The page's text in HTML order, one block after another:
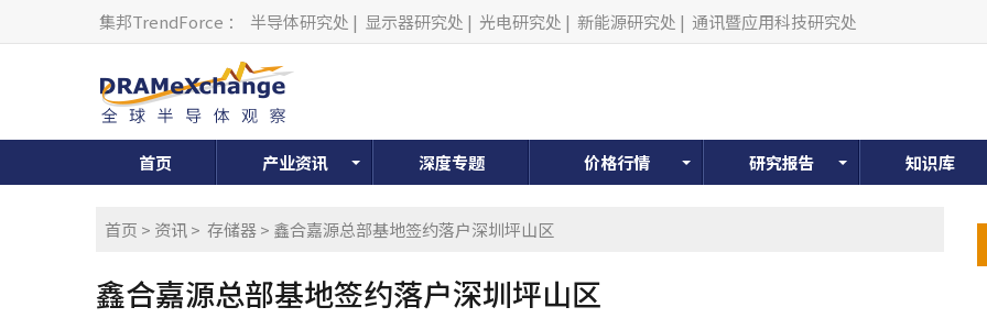
集邦TrendForce ： 半导体研究处 | 显示器研究处 | 光电研究处 | 新能源研究处 | 通讯暨应用科技研究处
首页 产业资讯 深度专题 价格行情 研究报告 知识库
首页 > 资讯> 存储器> 鑫合嘉源总部基地签约落户深圳坪山区
鑫合嘉源总部基地签约落户深圳坪山区